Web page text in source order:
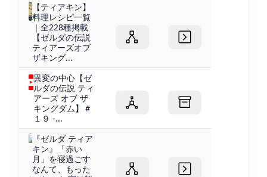
【ティアキン】
料理レシピ一覧
｜全228種掲載
【ゼルダの伝説
ティアーズオブ
ザキング...
異変の中心【ゼ
ルダの伝説 ティ
アーズ オブ ザ
キングダム】＃
１９ -...
『ゼルダ ティア
キン』「赤い
月」を寝過ごす
なんて、もった